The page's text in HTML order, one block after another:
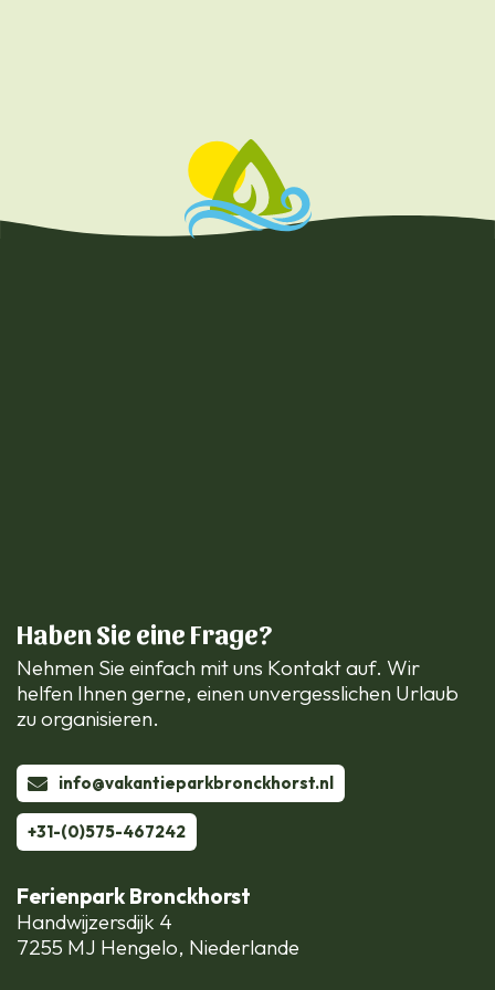
Haben Sie eine Frage?
Nehmen Sie einfach mit uns Kontakt auf. Wir
helfen Ihnen gerne, einen unvergesslichen Urlaub
zu organisieren.
info@vakantieparkbronckhorst.nl
+31-(0)575-467242
Ferienpark Bronckhorst
Handwijzersdijk 4
7255 MJ Hengelo, Niederlande